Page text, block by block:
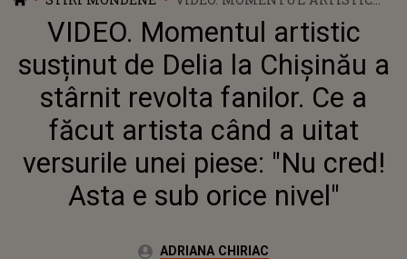
SUSȚINUT DE DELIA LA
CHIȘINĂU A STÂRNIT REVOLTA
FANILOR. CE A FĂCUT ARTISTA
CÂND A UITAT VERSURILE UNEI
PIESE: "NU CRED! ASTA E SUB
VIDEO. Momentul artistic
susținut de Delia la Chișinău a
stârnit revolta fanilor. Ce a
făcut artista când a uitat
versurile unei piese: "Nu cred!
Asta e sub orice nivel"
Autor:ADRIANA CHIRIAC